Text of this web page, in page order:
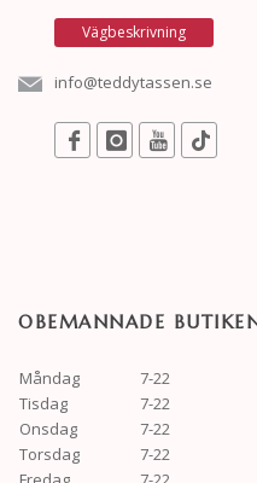
Vägbeskrivning
info@teddytassen.se
OBEMANNADE
Måndag
7-22
Tisdag
7-22
Onsdag
7-22
Torsdag
7-22